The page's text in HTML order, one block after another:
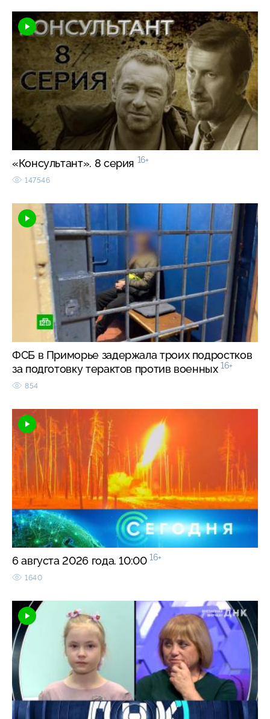
«Консультант». 8 серия 16+
147546
ФСБ в Приморье задержала троих подростков
за подготовку терактов против военных 16+
854
6 августа 2026 года. 10:00 16+
1640